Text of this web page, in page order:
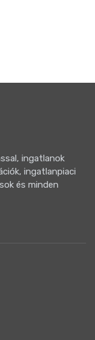
ingatlanok
ingatlanpiaci
és minden